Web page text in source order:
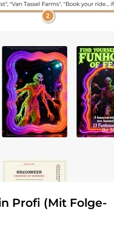
Profi (Mit Folge-